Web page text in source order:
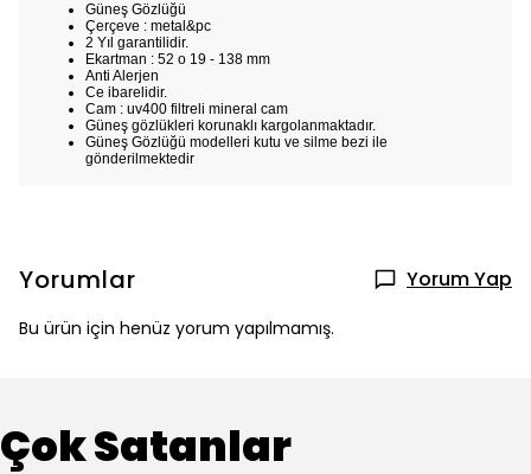
Güneş Gözlüğü
Çerçeve : metal&pc
2 Yıl garantilidir.
Ekartman : 52 o 19 - 138 mm
Anti Alerjen
Ce ibarelidir.
Cam : uv400 filtreli mineral cam
Güneş gözlükleri korunaklı kargolanmaktadır.
Güneş Gözlüğü modelleri kutu ve silme bezi ile
gönderilmektedir
Yorumlar Yorum Yap
Bu ürün için henüz yorum yapılmamış.
Çok Satanlar